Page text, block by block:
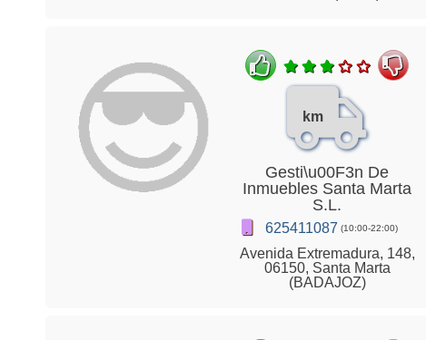
km
Gesti\u00F3n De
Inmuebles Santa Marta
S.L.
625411087 (10:00-22:00)
Avenida Extremadura, 148,
06150, Santa Marta
(BADAJOZ)